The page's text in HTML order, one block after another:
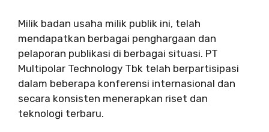
Milik badan usaha milik publik ini, telah
mendapatkan berbagai penghargaan dan
pelaporan publikasi di berbagai situasi. PT
Multipolar Technology Tbk telah berpartisipasi
dalam beberapa konferensi internasional dan
secara konsisten menerapkan riset dan
teknologi terbaru.